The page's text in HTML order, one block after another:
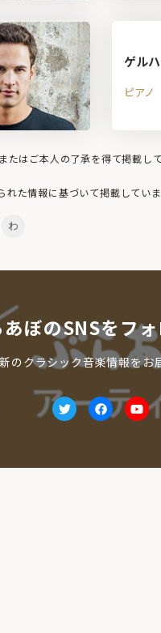
ゲル
ピアノ
たはご本人の了承を得て掲載
た情報に基づいて掲載していま
わ
ぼのSNSをフ
のクラシック音楽情報をお
Twitterfacebook